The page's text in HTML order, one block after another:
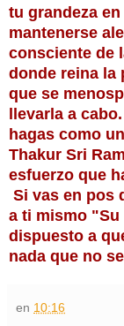
tu grandeza
mantenerse
consciente de
donde reina la
que se
llevarla a
hagas como
Thakur Sri
esfuerzo que
Si vas en pos
a ti mismo "Su
dispuesto a
nada que no
en 10:16